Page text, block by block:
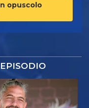
opuscolo